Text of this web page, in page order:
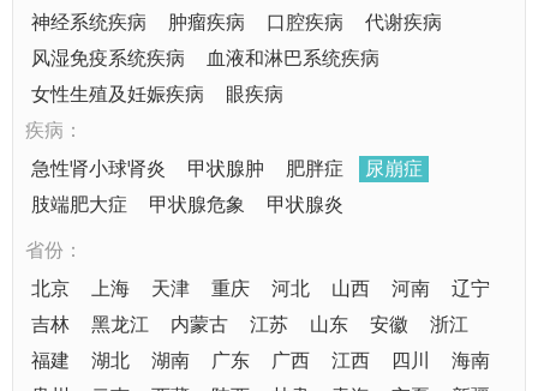
神经系统疾病
肿瘤疾病 口腔疾病
代谢疾病
风湿免疫系统疾病
血液和淋巴系统疾病
女性生殖及妊娠疾病
眼疾病
疾病：
急性肾小球肾炎
甲状腺肿 肥胖症
尿崩症
肢端肥大症
甲状腺危象 甲状腺炎
省份：
北京
上海 天津 重庆 河北 山西 河南
辽宁
吉林
黑龙江 内蒙古 江苏 山东 安徽
浙江
福建
湖北 湖南 广东 广西 江西 四川
海南